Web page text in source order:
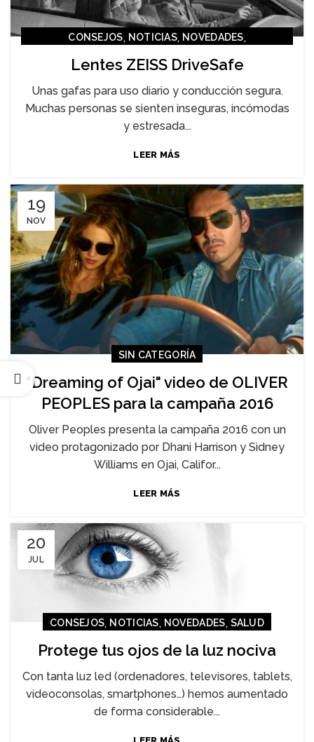
CONSEJOS, NOTICIAS, NOVEDADES,
Lentes ZEISS DriveSafe
Unas gafas para uso diario y conducción segura.
Muchas personas se sienten inseguras, incómodas
y estresada...
LEER MÁS
19
NOV
SIN CATEGORÍA
"Dreaming of Ojai" video de OLIVER
PEOPLES para la campaña 2016
Oliver Peoples presenta la campaña 2016 con un
video protagonizado por Dhani Harrison y Sidney
Williams en Ojai, Califor...
LEER MÁS
20
JUL
CONSEJOS, NOTICIAS, NOVEDADES, SALUD
Protege tus ojos de la luz nociva
Con tanta luz led (ordenadores, televisores, tablets,
videoconsolas, smartphones…) hemos aumentado
de forma considerable...